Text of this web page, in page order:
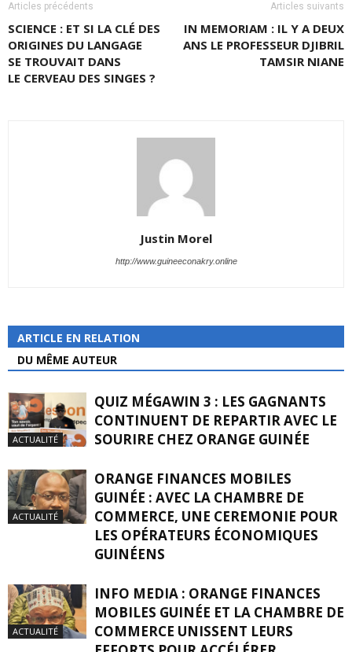
Articles précédents
SCIENCE : ET SI LA CLÉ DES
ORIGINES DU LANGAGE
SE TROUVAIT DANS
LE CERVEAU DES SINGES ?
Articles suivants
IN MEMORIAM : IL Y A DEUX
ANS LE PROFESSEUR DJIBRIL
TAMSIR NIANE
Justin Morel
http://www.guineeconakry.online
ARTICLE EN RELATION
DU MÊME AUTEUR
ACTUALITÉ
QUIZ MÉGAWIN 3 : LES GAGNANTS
CONTINUENT DE REPARTIR AVEC LE
SOURIRE CHEZ ORANGE GUINÉE
ACTUALITÉ
ORANGE FINANCES MOBILES
GUINÉE : AVEC LA CHAMBRE DE
COMMERCE, UNE CEREMONIE POUR
LES OPÉRATEURS ÉCONOMIQUES
GUINÉENS
ACTUALITÉ
INFO MEDIA : ORANGE FINANCES
MOBILES GUINÉE ET LA CHAMBRE DE
COMMERCE UNISSENT LEURS